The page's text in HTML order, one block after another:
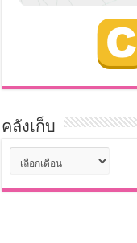
คลังเก็บ
เก็บ